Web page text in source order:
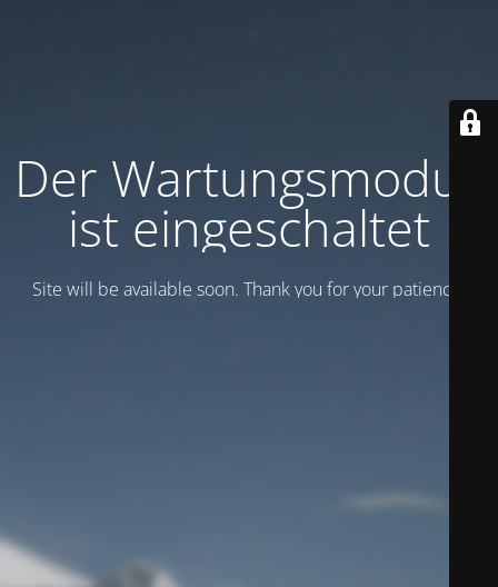
Der Wartungsmodus
ist eingeschaltet
Site will be available soon. Thank you for your patience!